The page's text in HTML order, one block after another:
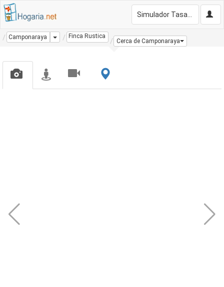
Camponaraya DropdownFinca Rustica
Cerca de Camponaraya